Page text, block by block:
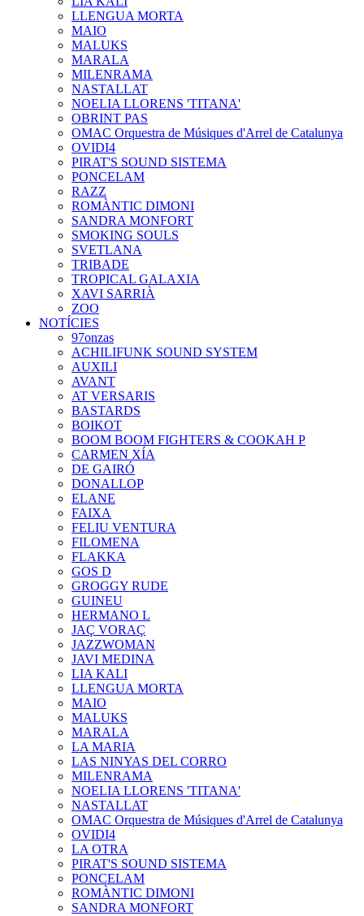
LLENGUA MORTA
MAIO
MALUKS
MARALA
MILENRAMA
NASTALLAT
NOELIA LLORENS 'TITANA'
OBRINT PAS
OMAC Orquestra de Músiques d'Arrel de Catalunya
OVIDI4
PIRAT'S SOUND SISTEMA
PONCELAM
RAZZ
ROMÀNTIC DIMONI
SANDRA MONFORT
SMOKING SOULS
SVETLANA
TRIBADE
TROPICAL GALAXIA
XAVI SARRIÀ
ZOO
NOTÍCIES
97onzas
ACHILIFUNK SOUND SYSTEM
AUXILI
AVANT
AT VERSARIS
BASTARDS
BOIKOT
BOOM BOOM FIGHTERS & COOKAH P
CARMEN XÍA
DE GAIRÓ
DONALLOP
ELANE
FAIXA
FELIU VENTURA
FILOMENA
FLAKKA
GOS D
GROGGY RUDE
GUINEU
HERMANO L
JAÇ VORAÇ
JAZZWOMAN
JAVI MEDINA
LIA KALI
LLENGUA MORTA
MAIO
MALUKS
MARALA
LA MARIA
LAS NINYAS DEL CORRO
MILENRAMA
NOELIA LLORENS 'TITANA'
NASTALLAT
OMAC Orquestra de Músiques d'Arrel de Catalunya
OVIDI4
LA OTRA
PIRAT'S SOUND SISTEMA
PONCELAM
ROMÀNTIC DIMONI
SANDRA MONFORT